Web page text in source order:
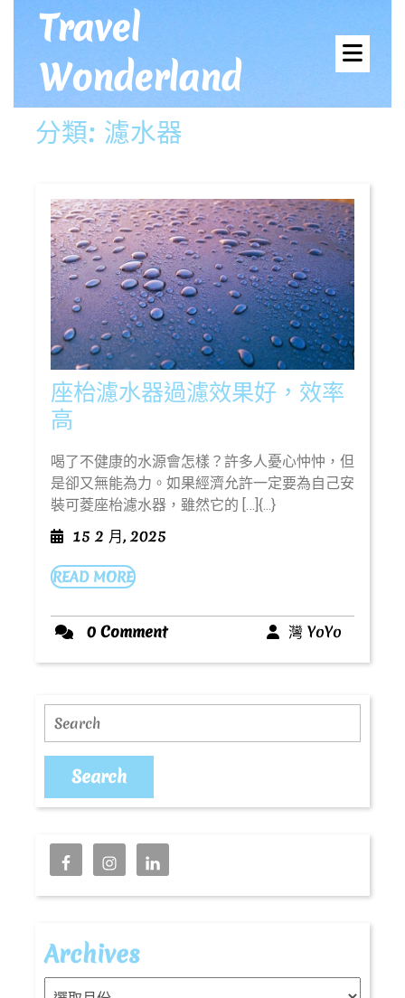
content
Travel
Wonderland
分類: 濾水器
座枱濾水器過濾效果好，效率
高
濾
水
器
過
濾
效
果
好，
率
高
喝了不健康的水源會怎樣？許多人憂心忡忡，但
是卻又無能為力。如果經濟允許一定要為自己安
裝可菱座枱濾水器，雖然它的 […]{...}
15 2 月, 2025
READ MOREREAD
0 Comment 灣 YoYo
Search
Archives
Archives